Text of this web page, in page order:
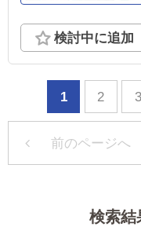
検討中に追加
1 2 3
前のページへ
検索結